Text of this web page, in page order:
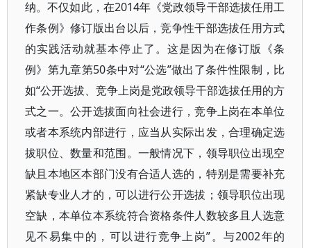
纳。不仅如此，在2014年《党政领导干部选拔任用工
作条例》修订版出台以后，竞争性干部选拔任用方式
的实践活动就基本停止了。这是因为在修订版《条
例》第九章第50条中对“公选”做出了条件性限制，比
如“公开选拔、竞争上岗是党政领导干部选拔任用的方
式之一。公开选拔面向社会进行，竞争上岗在本单位
或者本系统内部进行，应当从实际出发，合理确定选
拔职位、数量和范围。一般情况下，领导职位出现空
缺且本地区本部门没有合适人选的，特别是需要补充
紧缺专业人才的，可以进行公开选拔；领导职位出现
空缺，本单位本系统符合资格条件人数较多且人选意
见不易集中的，可以进行竞争上岗”。与2002年的